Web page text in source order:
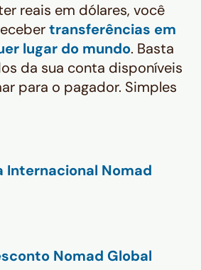
reais em dólares, você
transferências em
lugar do mundo. Basta
da sua conta disponíveis
para o pagador. Simples